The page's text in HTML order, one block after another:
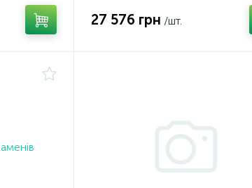
27 576 грн /шт.